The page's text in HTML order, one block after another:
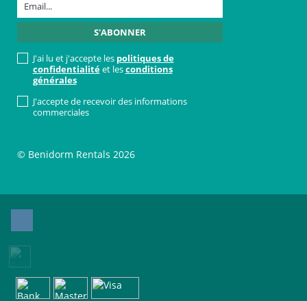
J'ai lu et j'accepte les politiques de
confidentialitéet lesconditions
générales
J'accepte de recevoir des informations
commerciales
© Benidorm Rentals 2026